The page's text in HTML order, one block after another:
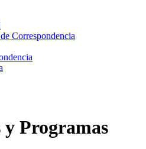
Correspondencia
Programas